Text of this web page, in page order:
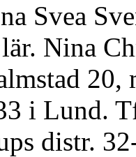
Svea
Nina
20,
i Lund.
distr.